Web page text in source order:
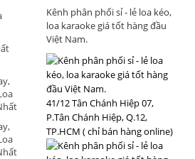
Kênh phân phối sỉ - lẻ loa kéo,
loa karaoke giá tốt hàng đầu
Việt Nam.
41/12 Tân Chánh Hiệp 07,
P.Tân Chánh Hiệp, Q.12,
TP.HCM ( chỉ bán hàng online)